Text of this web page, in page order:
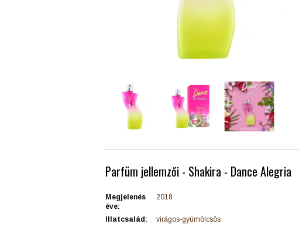
Parfüm jellemzői - Shakira - Dance Alegria
Megjelenés
éve:
2018
Illatcsalád: virágos-gyümölcsös